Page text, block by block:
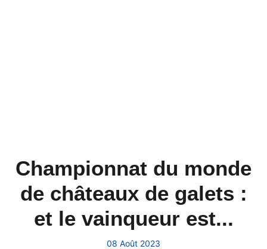
Championnat du monde
de châteaux de galets :
et le vainqueur est...
08 Août 2023